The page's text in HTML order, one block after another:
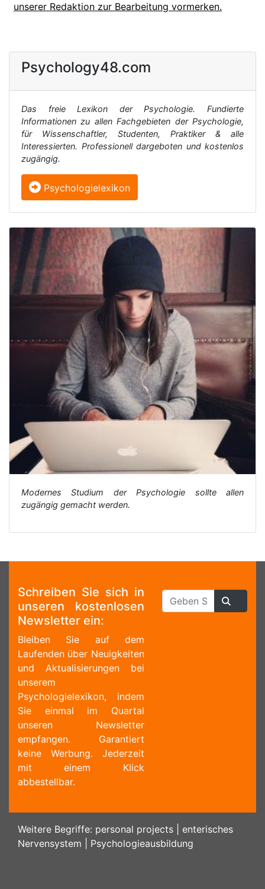
unserer Redaktion zur Bearbeitung vormerken.
Psychology48.com
Das freie Lexikon der Psychologie. Fundierte
Informationen zu allen Fachgebieten der Psychologie,
für Wissenschaftler, Studenten, Praktiker & alle
Interessierten. Professionell dargeboten und kostenlos
zugängig.
Psychologielexikon
Modernes Studium der Psychologie sollte allen
zugängig gemacht werden.
Schreiben Sie sich in
unseren kostenlosen
Newsletter ein:
Bleiben Sie auf dem
Laufenden über Neuigkeiten
und Aktualisierungen bei
unserem
Psychologielexikon, indem
Sie einmal im Quartal
unseren Newsletter
empfangen. Garantiert
keine Werbung. Jederzeit
mit einem Klick
abbestellbar.
Weitere Begriffe: personal projects
enterisches
Nervensystem
Psychologieausbildung